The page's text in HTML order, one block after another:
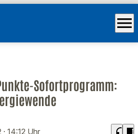
menu
Sofortprogramm:
· 14:12 Uhr headphones chrome_reader_mode